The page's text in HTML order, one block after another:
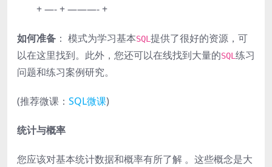
+ —- + ———- +
如何准备 ： 模式为学习基本SQL 提供了很好的资源，可
以在这里找到。此外，您还可以在线找到大量的SQL 练习
问题和练习案例研究。
(推荐微课： SQL微课)
统计与概率
您应该对基本统计数据和概率有所了解 。这些概念是大